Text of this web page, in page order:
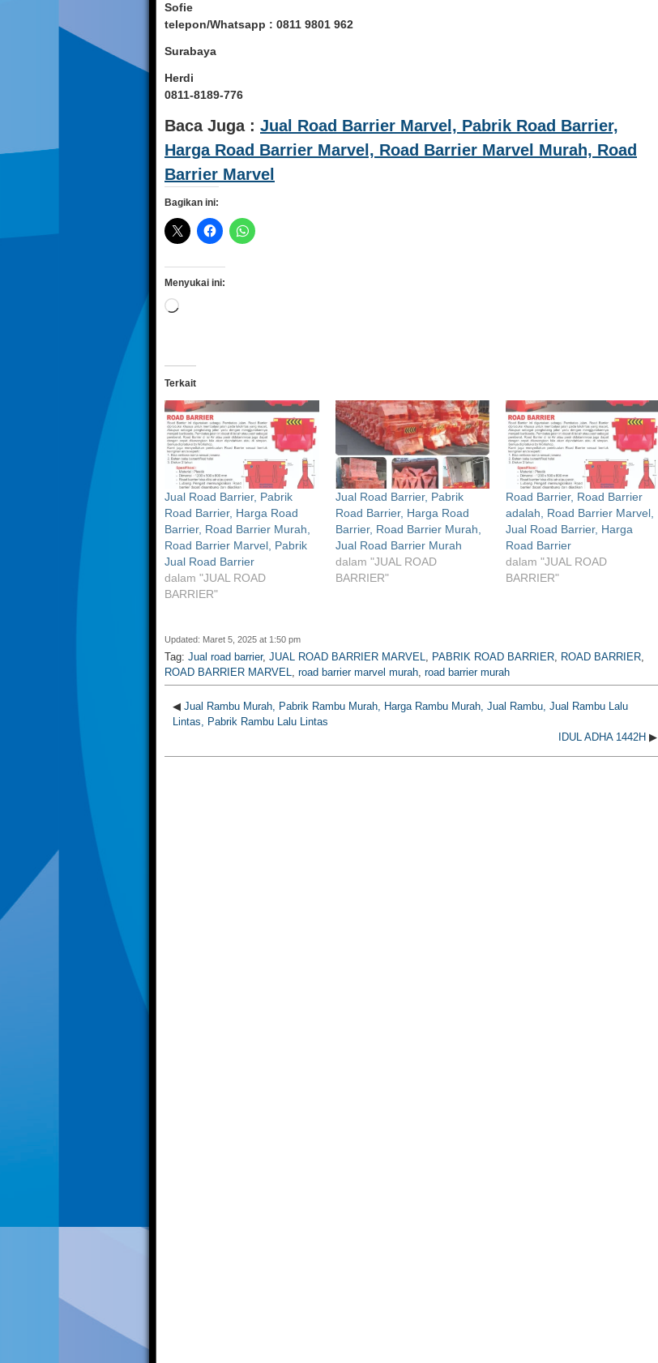
Sofie
telepon/Whatsapp : 0811 9801 962
Surabaya
Herdi
0811-8189-776
Baca Juga : Jual Road Barrier Marvel, Pabrik Road Barrier,
Harga Road Barrier Marvel, Road Barrier Marvel Murah, Road
Barrier Marvel
Bagikan ini:
Menyukai ini:
Memuat...
Terkait
Jual Road Barrier, Pabrik
Road Barrier, Harga Road
Barrier, Road Barrier Murah,
Road Barrier Marvel, Pabrik
Jual Road Barrier
dalam "JUAL ROAD
BARRIER"
Jual Road Barrier, Pabrik
Road Barrier, Harga Road
Barrier, Road Barrier Murah,
Jual Road Barrier Murah
dalam "JUAL ROAD
BARRIER"
Road Barrier, Road Barrier
adalah, Road Barrier Marvel,
Jual Road Barrier, Harga
Road Barrier
dalam "JUAL ROAD
BARRIER"
Updated: Maret 5, 2025 at 1:50 pm
Tag: Jual road barrier, JUAL ROAD BARRIER MARVEL PABRIK ROAD BARRIER ROAD BARRIER
ROAD BARRIER MARVEL
road barrier marvel murah road barrier murah
◀ Jual Rambu Murah, Pabrik Rambu Murah, Harga Rambu Murah, Jual Rambu, Jual Rambu Lalu
Lintas, Pabrik Rambu Lalu Lintas
IDUL ADHA 1442H ▶